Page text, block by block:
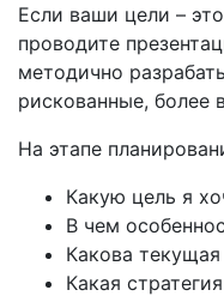
Если ваши цели –
проводите
методично
рискованные, более
На этапе
Какую цель я
В чем
Какова
Какая